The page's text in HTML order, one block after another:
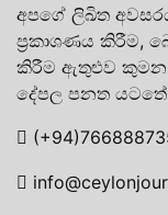
අපගේ ලිඛිත
ප්‍රකාශණය කිරීම,
කිරීම ඇතුළුව කුමන
දේපල පනත යටතේ